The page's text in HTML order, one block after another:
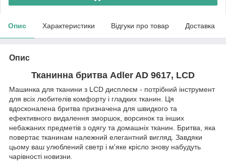
Опис Характеристики Відгуки про товар Доставка
Опис
Тканинна бритва Adler AD 9617, LCD
Машинка для тканини з LCD дисплеєм - потрібний інструмент
для всіх любителів комфорту і гладких тканин. Ця
вдосконалена бритва призначена для швидкого та
ефективного видалення зморшок, ворсинок та інших
небажаних предметів з одягу та домашніх тканин. Бритва, яка
повертає тканинам належний елегантний вигляд. Завдяки
цьому ваш улюблений светр і м'яке крісло знову набудуть
чарівності новизни.